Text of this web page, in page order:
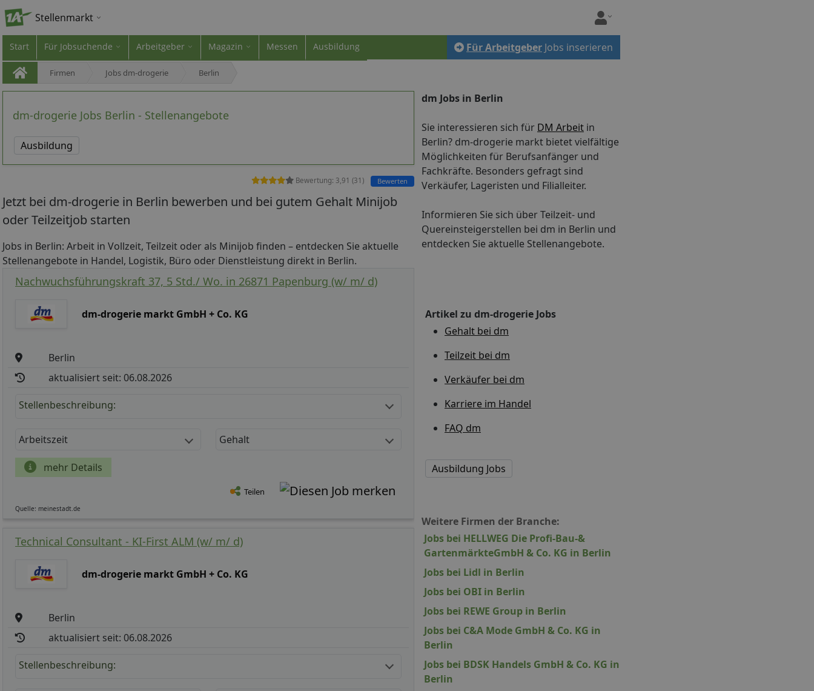
Stellenmarkt
Start Für Jobsuchende Arbeitgeber Magazin Messen Ausbildung Für Arbeitgeber Jobs inserieren
Firmen Jobs dm-drogerie Berlin
dm-drogerie Jobs Berlin - Stellenangebote
Ausbildung
Bewertung: 3,91 (31 ) Bewerten
Jetzt bei dm-drogerie in Berlin bewerben und bei gutem Gehalt Minijob
oder Teilzeitjob starten
Jobs in Berlin: Arbeit in Vollzeit, Teilzeit oder als Minijob finden – entdecken Sie aktuelle
Stellenangebote in Handel, Logistik, Büro oder Dienstleistung direkt in Berlin.
Nachwuchsführungskraft 37, 5 Std./ Wo. in 26871 Papenburg (w/ m/ d)
dm-drogerie markt GmbH + Co. KG
Berlin
aktualisiert seit: 06.08.2026
Stellenbeschreibung:
Arbeitszeit Gehalt
mehr Details
Teilen
Quelle: meinestadt.de
Technical Consultant - KI-First ALM (w/ m/ d)
dm-drogerie markt GmbH + Co. KG
Berlin
aktualisiert seit: 06.08.2026
Stellenbeschreibung:
dm Jobs in Berlin
Sie interessieren sich für DM Arbeit in
Berlin? dm-drogerie markt bietet vielfältige
Möglichkeiten für Berufsanfänger und
Fachkräfte. Besonders gefragt sind
Verkäufer, Lageristen und Filialleiter.
Informieren Sie sich über Teilzeit- und
Quereinsteigerstellen bei dm in Berlin und
entdecken Sie aktuelle Stellenangebote.
Artikel zu dm-drogerie Jobs
Gehalt bei dm
Teilzeit bei dm
Verkäufer bei dm
Karriere im Handel
FAQ dm
Ausbildung Jobs
Weitere Firmen der Branche:
Jobs bei HELLWEG Die Profi-Bau-&
GartenmärkteGmbH & Co. KG in Berlin
Jobs bei Lidl in Berlin
Jobs bei OBI in Berlin
Jobs bei REWE Group in Berlin
Jobs bei C&A Mode GmbH & Co. KG in
Berlin
Jobs bei BDSK Handels GmbH & Co. KG in
Berlin